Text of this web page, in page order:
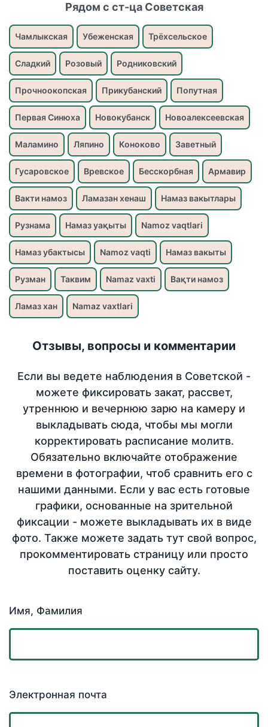
Рядом с ст-ца Советская
Чамлыкская Убеженская Трёхсельское
Сладкий Розовый Родниковский
Прочноокопская Прикубанский Попутная
Первая Синюха Новокубанск Новоалексеевская
Маламино Ляпино Коноково Заветный
Гусаровское Вревское Бесскорбная Армавир
Вакти намоз Ламазан хенаш Намаз вакытлары
Рузнама Намаз уақыты Namoz vaqtlari
Намаз убактысы Namoz vaqti Намаз вакыты
Рузман Таквим Namaz vaxti Вақти намоз
Ламаз хан Namaz vaxtlari
Отзывы, вопросы и комментарии
Если вы ведете наблюдения в Советской -
можете фиксировать закат, рассвет,
утреннюю и вечернюю зарю на камеру и
выкладывать сюда, чтобы мы могли
корректировать расписание молитв.
Обязательно включайте отображение
времени в фотографии, чтоб сравнить его с
нашими данными. Если у вас есть готовые
графики, основанные на зрительной
фиксации - можете выкладывать их в виде
фото. Также можете задать тут свой вопрос,
прокомментировать страницу или просто
поставить оценку сайту.
Имя, Фамилия
Электронная почта